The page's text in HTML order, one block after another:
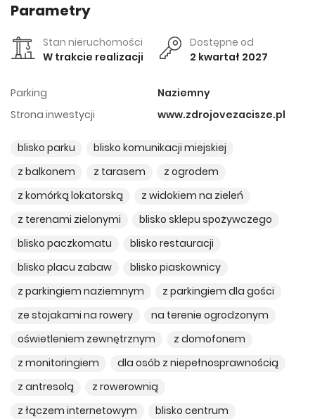
Parametry
Stan nieruchomości
W trakcie realizacji
Dostępne od
2 kwartał 2027
Parking
Naziemny
Strona inwestycji
www.zdrojovezacisze.pl
blisko parku
blisko komunikacji miejskiej
z balkonem
z tarasem
z ogrodem
z komórką lokatorską
z widokiem na zieleń
z terenami zielonymi
blisko sklepu spożywczego
blisko paczkomatu
blisko restauracji
blisko placu zabaw
blisko piaskownicy
z parkingiem naziemnym
z parkingiem dla gości
ze stojakami na rowery
na terenie ogrodzonym
oświetleniem zewnętrznym
z domofonem
z monitoringiem
dla osób z niepełnosprawnością
z antresolą
z rowerownią
z łączem internetowym
blisko centrum